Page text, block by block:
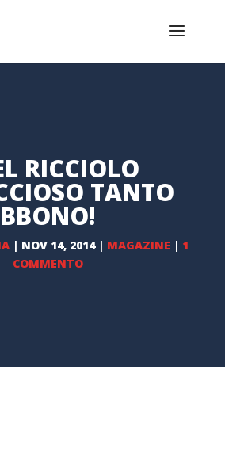
RICCIOLO
TANTO
BBONO!
| NOV 14, 2014| MAGAZINE | 1
COMMENTO